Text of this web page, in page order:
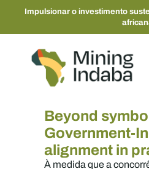
Impulsionar o investimento
Beyond
Government-
alignment in
À medida que a